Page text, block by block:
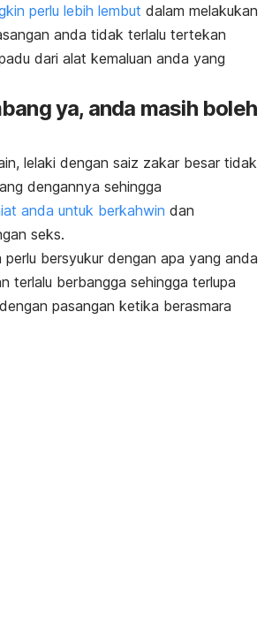
perlu lebih lembut dalam melakukan
anda tidak terlalu tertekan
dari alat kemaluan anda yang
ya, anda masih boleh
lelaki dengan saiz zakar besar tidak
dengannya sehingga
anda untuk berkahwin dan
seks.
bersyukur dengan apa yang anda
terlalu berbangga sehingga terlupa
pasangan ketika berasmara